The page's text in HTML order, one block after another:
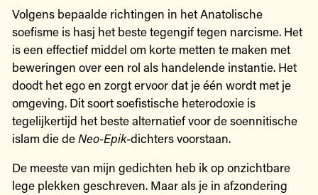
Volgens bepaalde richtingen in het Anatolische
soefisme is hasj het beste tegengif tegen narcisme. Het
is een effectief middel om korte metten te maken met
beweringen over een rol als handelende instantie. Het
doodt het ego en zorgt ervoor dat je één wordt met je
omgeving. Dit soort soefistische heterodoxie is
tegelijkertijd het beste alternatief voor de soennitische
islam die deNeo-Epik-dichters voorstaan.
De meeste van mijn gedichten heb ik op onzichtbare
lege plekken geschreven. Maar als je in afzondering